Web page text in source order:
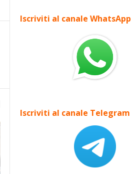
Iscriviti al canale WhatsApp
Iscriviti al canale Telegram